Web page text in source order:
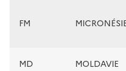
FM
MD MOLDAVIE